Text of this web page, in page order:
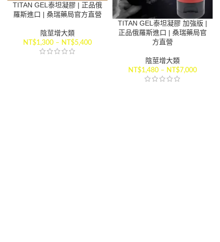
TITAN GEL泰坦凝膠 | 正品俄
羅斯進口 | 桑瑞藥局官方直營
陰莖增大類
NT$1,300 – NT$5,400
TITAN GEL泰坦凝膠 加強版 |
正品俄羅斯進口 | 桑瑞藥局官
方直營
陰莖增大類
NT$1,480 – NT$7,000